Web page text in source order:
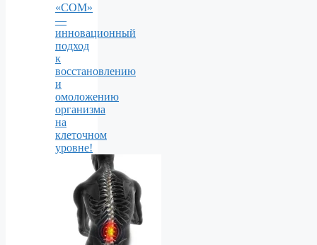
«СОМ»
—
инновационный
подход
к
восстановлению
и
омоложению
организма
на
клеточном
уровне!